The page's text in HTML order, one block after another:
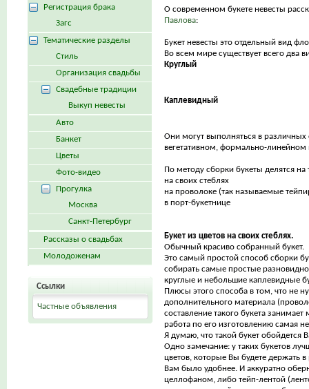
О современном букете невесты
Павлова:
Букет невесты это отдельный вид
Во всем мире существует всего два
Круглый
Каплевидный
Они могут выполняться в различных
вегетативном, формально-
По методу сборки букеты делятся на
на своих стеблях
на проволоке (так называемые
в порт-букетнице
Букет из цветов на своих стеблях.
Обычный красиво собранный букет.
Это самый простой способ сборки
собирать самые простые
круглые и небольшие каплевидные
Плюсы этого способа в том, что не
дополнительного материала
составление такого букета
работа по его изготовлению самая
Я думаю, что такой букет обойдется
Одно замечание: у таких букетов
цветов, которые Вы будете держать
Вам было удобнее. И аккуратно
целлофаном, либо тейп-лентой
Регистрация брака
Загс
Тематические разделы
Стиль
Организация свадьбы
Свадебные традиции
Выкуп невесты
Авто
Банкет
Цветы
Фото-видео
Прогулка
Москва
Санкт-Петербург
Рассказы о свадьбах
Молодоженам
Ссылки
Частные объявления